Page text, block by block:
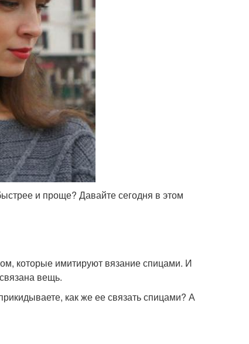
и проще? Давайте сегодня в этом
которые имитируют вязание спицами. И
вещь.
как же ее связать спицами? А